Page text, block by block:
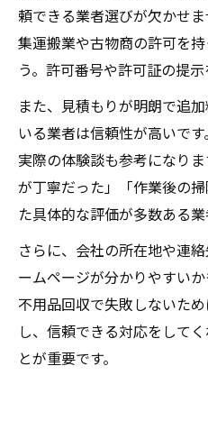
頼できる業者選びが欠かせ
集運搬業や古物商の許可を
う。許可番号や許可証の提示
また、見積もりが明朗で追
いる業者は信頼性が高いです
実際の体験談も参考になり
が丁寧だった」「作業後の
た具体的な評価が多数ある業
さらに、会社の所在地や連
ームページが分かりやすいか
不用品回収で失敗しないた
し、信頼できる対応をして
とが重要です。